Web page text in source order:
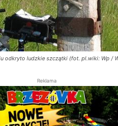
odkryto ludzkie szczątki (fot. pl.wiki: Wp /
Reklama